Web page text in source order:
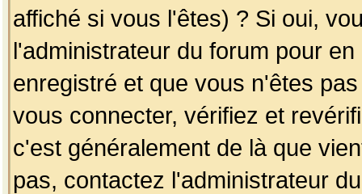
affiché si vous l'êtes) ? Si oui,
l'administrateur du forum pour
enregistré et que vous n'êtes
vous connecter, vérifiez et
c'est généralement de là que
pas, contactez l'administrateur